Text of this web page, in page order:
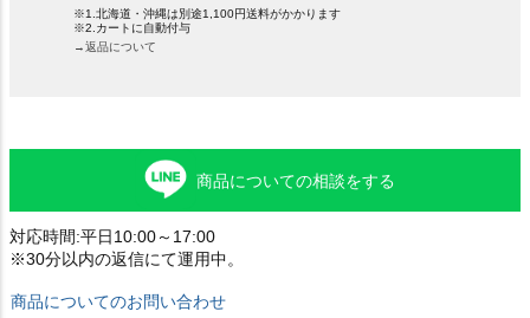
※1.北海道・沖縄は別途1,100円送料がかかります
※2.カートに自動付与
→返品について
商品についての相談をする
対応時間:平日10:00～17:00
※30分以内の返信にて運用中。
商品についてのお問い合わせ